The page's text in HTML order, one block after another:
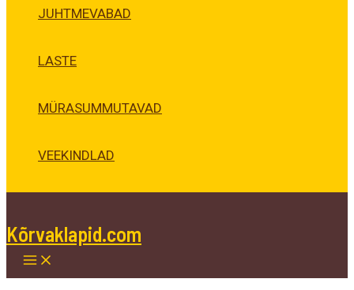
JUHTMEVABAD
LASTE
MÜRASUMMUTAVAD
VEEKINDLAD
Kõrvaklapid.com